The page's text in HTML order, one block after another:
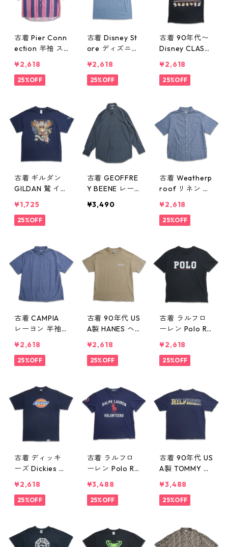
古着 Pier Conn
ection 半袖 ス
半袖シャツ 表
記：L gd406
¥2,618
25%OFF
古着 Disney St
ore ディズニー
ラクター プリ
ントTシャツ ブ
gd406012n
w50525
¥2,618
25%OFF
古着 90年代〜
Disney CLASSI
白雪姫 ７人の
小人 プリントT
406011n w505
25
¥2,618
25%OFF
古着 ギルダン
GILDAN 鷲 イー
リントTシャツ
ネイビー 表
¥1,725
25%OFF
古着 GEOFFRE
Y BEENE レー
ウンシャツ 長
97n w50524
¥3,490
古着 Weatherp
roof リネン 半
ンダウン ブル
ー系 表記：XL
¥2,618
25%OFF
古着 CAMPIA
レーヨン 半袖
系 表記：2XLT
gd405995n
¥2,618
25%OFF
古着 90年代 US
A製 HANES ヘ
トTシャツ ベー
ジュ 表記：XL
¥2,618
25%OFF
古着 ラルフロ
ーレン Polo Ral
プリントTシャ
ツ ブラック 表
¥2,618
25%OFF
古着 ディッキ
ーズ Dickies ロ
ャツ ネイビー
表記：L gd40
¥2,618
25%OFF
古着 ラルフロ
ーレン Polo Ral
ントTシャツ ネ
イビー 表記：X
¥3,488
25%OFF
古着 90年代 US
A製 TOMMY ト
ー プリントTシ
ャツ ネイビー
¥3,488
25%OFF